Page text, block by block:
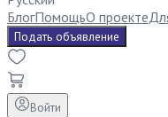
БлогПомощьО проекте
Подать объявление
Войти